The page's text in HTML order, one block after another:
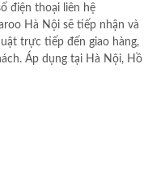
điện thoại liên hệ
Hà Nội sẽ tiếp nhận và
trực tiếp đến giao hàng,
Áp dụng tại Hà Nội, Hồ